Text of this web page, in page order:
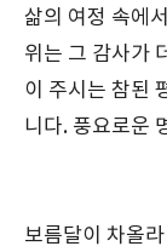
삶의 여정 속에
위는 그 감사가
이 주시는 참된
니다. 풍요로운
보름달이 차올